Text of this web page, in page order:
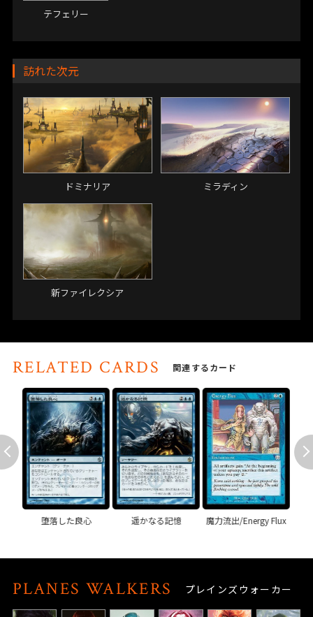
テフェリー
訪れた次元
ドミナリア ミラディン
新ファイレクシア
RELATED CARDS 関連するカード
堕落した良心 遥かなる記憶 魔力流出/Energy Flux
PLANES WALKERS プレインズウォーカー